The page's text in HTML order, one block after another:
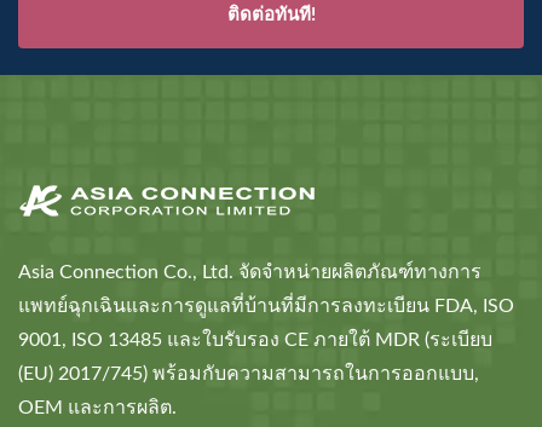
ติดต่อทันที!
Asia Connection Co., Ltd. จัดจำหน่ายผลิตภัณฑ์ทางการ
แพทย์ฉุกเฉินและการดูแลที่บ้านที่มีการลงทะเบียน FDA, ISO
9001, ISO 13485 และใบรับรอง CE ภายใต้ MDR (ระเบียบ
(EU) 2017/745) พร้อมกับความสามารถในการออกแบบ,
OEM และการผลิต.